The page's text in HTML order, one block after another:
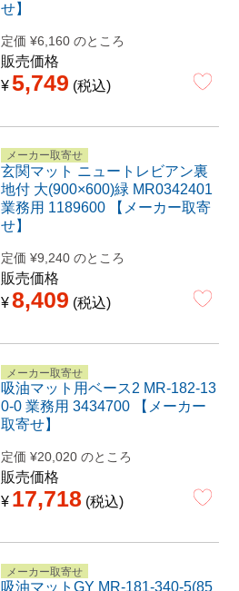
せ】
定価 ¥6,160 のところ
販売価格
¥5,749 税込
メーカー取寄せ
玄関マット ニュートレビアン裏
地付 大(900×600)緑 MR0342401
業務用 1189600 【メーカー取寄
せ】
定価 ¥9,240 のところ
販売価格
¥8,409 税込
メーカー取寄せ
吸油マット用ベース2 MR-182-13
0-0 業務用 3434700 【メーカー
取寄せ】
定価 ¥20,020 のところ
販売価格
¥ 17,718 税込
メーカー取寄せ
吸油マットGY MR-181-340-5(85